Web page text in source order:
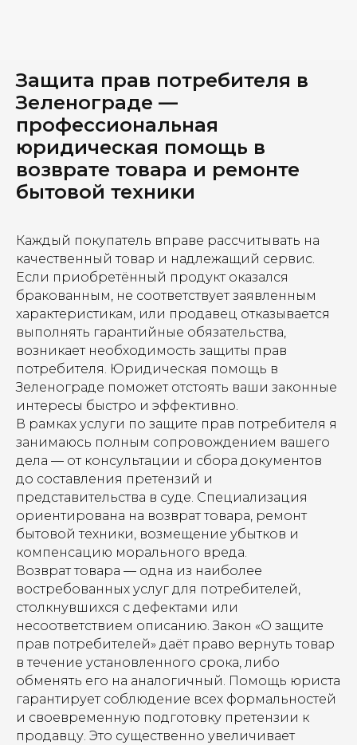
Защита прав потребителя в
Зеленограде —
профессиональная
юридическая помощь в
возврате товара и ремонте
бытовой техники
Каждый покупатель вправе рассчитывать на
качественный товар и надлежащий сервис.
Если приобретённый продукт оказался
бракованным, не соответствует заявленным
характеристикам, или продавец отказывается
выполнять гарантийные обязательства,
возникает необходимость защиты прав
потребителя. Юридическая помощь в
Зеленограде поможет отстоять ваши законные
интересы быстро и эффективно.
В рамках услуги по защите прав потребителя я
занимаюсь полным сопровождением вашего
дела — от консультации и сбора документов
до составления претензий и
представительства в суде. Специализация
ориентирована на возврат товара, ремонт
бытовой техники, возмещение убытков и
компенсацию морального вреда.
Возврат товара — одна из наиболее
востребованных услуг для потребителей,
столкнувшихся с дефектами или
несоответствием описанию. Закон «О защите
прав потребителей» даёт право вернуть товар
в течение установленного срока, либо
обменять его на аналогичный. Помощь юриста
гарантирует соблюдение всех формальностей
и своевременную подготовку претензии к
продавцу. Это существенно увеличивает